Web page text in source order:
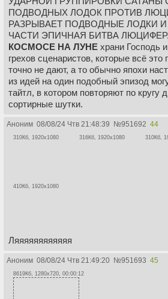
ПОДВОДНЫХ ЛОДОК ПРОТИВ
РАЗРЫВАЕТ ПОДВОДНЫЕ ЛОДКИ
ЧАСТИ ЭПИЧНАЯ БИТВА
КОСМОСЕ НА ЛУНЕ храни Господь
грехов сценаристов, которые всё это
точно не дают, а то обычно япохи
из идей на один подобный эпизод
тайтл, в котором повторяют по кругу
сортирные шутки.
Аноним 08/08/24 Чтв 21:48:39 №951692 44
310Кб, 1920x1080 316Кб, 1920x1080 310Кб,
410Кб, 1920x1080
Ляяяяяяяяяяяя
Аноним 08/08/24 Чтв 21:49:20 №951693 45
8619Кб, 1280x720, 00:00:12